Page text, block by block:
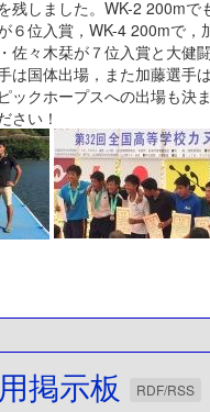
残しました。WK-2 200mで
６位入賞，WK-4 200mで，
佐々木栞が７位入賞と大健闘
は国体出場，また加藤選手
ックホープスへの出場も決
さい！
掲示板 RDF/RSS